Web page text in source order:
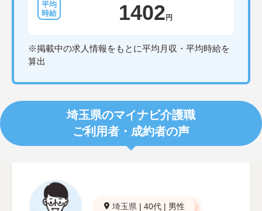
1402 円
※掲載中の求人情報をもとに平均月収・平均時給を
算出
埼玉県のマイナビ介護職
ご利用者・成約者の声
埼玉県 | 40代 | 男性